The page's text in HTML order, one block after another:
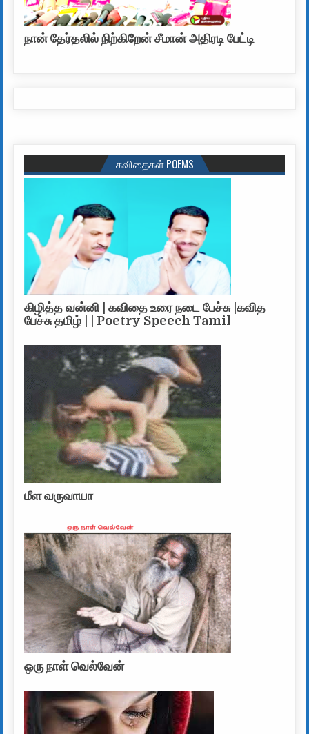
நான் தேர்தலில் நிற்கிறேன் சீமான் அதிரடி பேட்டி
கவிதைகள் POEMS
கிழித்த வன்னி | கவிதை உரை நடை பேச்சு |கவித
பேச்சு தமிழ் | | Poetry Speech Tamil
மீள வருவாயா
ஒரு நாள் வெல்வேன்